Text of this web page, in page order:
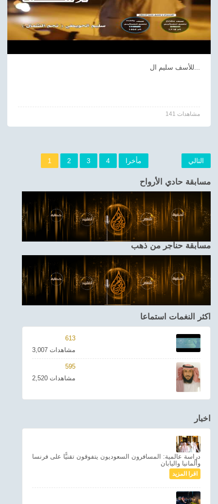
141 مشاهدات
1 2 3 4 التالي مأخرا
مسابقة حادي الأرواح
مسابقة حناجر من ذهب
اكثر النغمات استماعا
613
3,007 مشاهدات
595
2,520 مشاهدات
اخبار
دراسة عالمية: المسافرون السعوديون يتفوقون تقنيًّا على فرنسا
وألمانيا واليابان
اقرا المزيد